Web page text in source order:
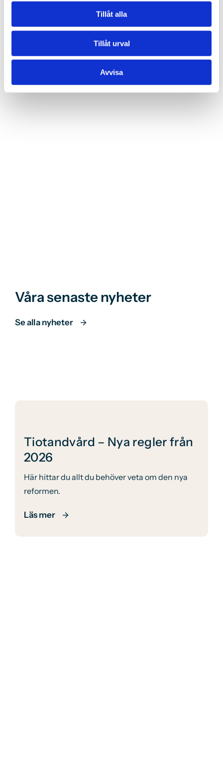
Tillåt alla
Tillåt urval
Avvisa
Våra senaste nyheter
Se alla nyheter
Tiotandvård – Nya regler från
2026
Här hittar du allt du behöver veta om den nya
reformen.
Läs mer